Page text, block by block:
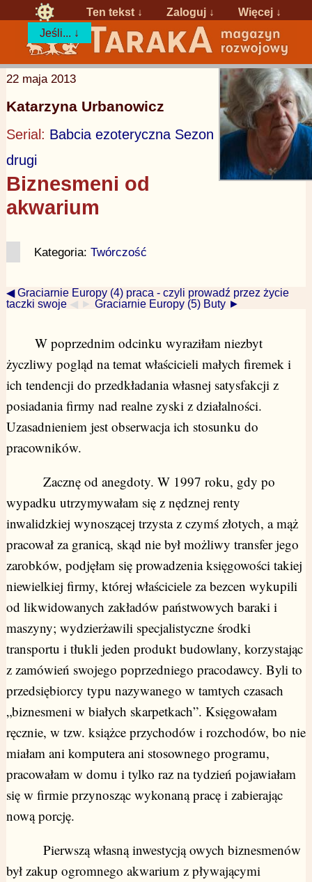
Ten tekst ↓ Zaloguj ↓
Więcej ↓
Jeśli... ↓
22 maja 2013
Katarzyna Urbanowicz
Serial: Babcia ezoteryczna Sezon
drugi
Biznesmeni od
akwarium
Kategoria: Twórczość
◀ Graciarnie Europy (4) praca - czyli prowadź przez życie
taczki swoje ◀ ► Graciarnie Europy (5) Buty ►
W poprzednim odcinku wyraziłam niezbyt
życzliwy pogląd na temat właścicieli małych firemek i
ich tendencji do przedkładania własnej satysfakcji z
posiadania firmy nad realne zyski z działalności.
Uzasadnieniem jest obserwacja ich stosunku do
pracowników.
Zacznę od anegdoty. W 1997 roku, gdy po
wypadku utrzymywałam się z nędznej renty
inwalidzkiej wynoszącej trzysta z czymś złotych, a mąż
pracował za granicą, skąd nie był możliwy transfer jego
zarobków, podjęłam się prowadzenia księgowości takiej
niewielkiej firmy, której właściciele za bezcen wykupili
od likwidowanych zakładów państwowych baraki i
maszyny; wydzierżawili specjalistyczne środki
transportu i tłukli jeden produkt budowlany, korzystając
z zamówień swojego poprzedniego pracodawcy. Byli to
przedsiębiorcy typu nazywanego w tamtych czasach
„biznesmeni w białych skarpetkach”. Księgowałam
ręcznie, w tzw. książce przychodów i rozchodów, bo nie
miałam ani komputera ani stosownego programu,
pracowałam w domu i tylko raz na tydzień pojawiałam
się w firmie przynosząc wykonaną pracę i zabierając
nową porcję.
Pierwszą własną inwestycją owych biznesmenów
był zakup ogromnego akwarium z pływającymi